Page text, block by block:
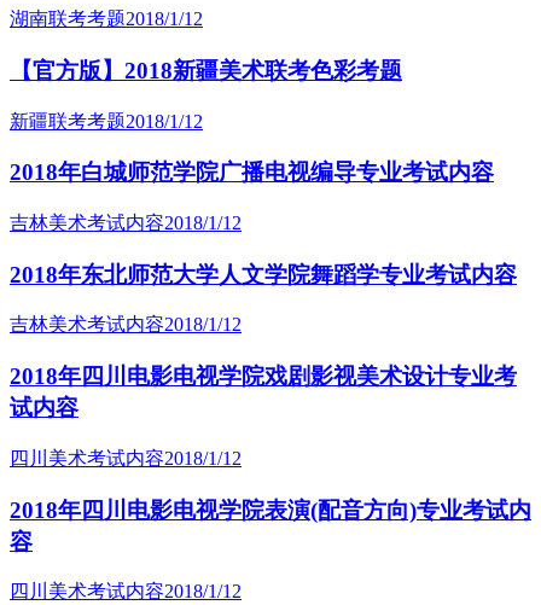
湖南联考考题2018/1/12
【官方版】2018新疆美术联考色彩考题
新疆联考考题2018/1/12
2018年白城师范学院广播电视编导专业考试内容
吉林美术考试内容2018/1/12
2018年东北师范大学人文学院舞蹈学专业考试内容
吉林美术考试内容2018/1/12
2018年四川电影电视学院戏剧影视美术设计专业考
试内容
四川美术考试内容2018/1/12
2018年四川电影电视学院表演(配音方向)专业考试内
容
四川美术考试内容2018/1/12